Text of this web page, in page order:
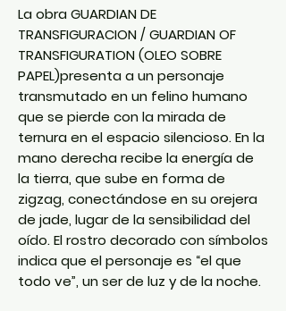
La obra GUARDIAN DE
TRANSFIGURACION / GUARDIAN OF
TRANSFIGURATION (OLEO SOBRE
PAPEL)presenta a un personaje
transmutado en un felino humano
que se pierde con la mirada de
ternura en el espacio silencioso. En la
mano derecha recibe la energía de
la tierra, que sube en forma de
zigzag, conectándose en su orejera
de jade, lugar de la sensibilidad del
oído. El rostro decorado con símbolos
indica que el personaje es “el que
todo ve”, un ser de luz y de la noche.